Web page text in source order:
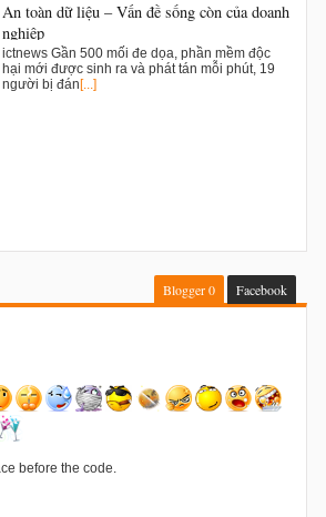
An toàn dữ liệu – Vấn đề sống còn của doanh
nghiệp
ictnews Gần 500 mối đe dọa, phần mềm độc
hại mới được sinh ra và phát tán mỗi phút, 19
người bị đán [...]
Blogger0 Facebook
before the code.